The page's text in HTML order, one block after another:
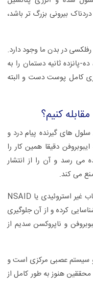
بیرونی بزرگ تر باشد،
در بدن ما وجود دارد.
پانزده ثانیه دستمان را به
کامل پوست دست و البته
کنیم؟
های گیرنده پیام درد و
دقیقا همین کار را
می رسد و آن را از انتشار
می کند.
ایبوبروفن خود در دسته داروهای ضد التهاب غیر استروئیدی یا NSAID
کرده و از آن جلوگیری
و ناپروکسن سدیم از
و سیستم عصبی مرکزی است و
محققین هنوز به طور کامل از